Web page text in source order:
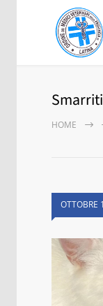
HOME
OTTOBRE